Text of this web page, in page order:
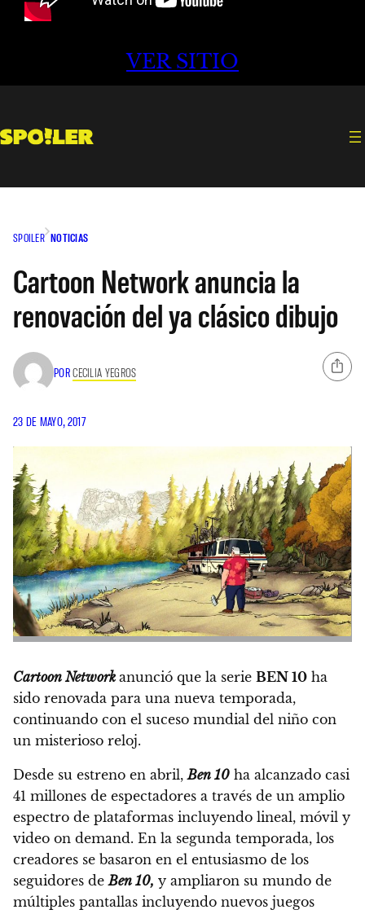
VER SITIO
SPOILER NOTICIAS
Cartoon Network anuncia la
renovación del ya clásico dibujo
PORCECILIA YEGROS
23 DE MAYO, 2017
Cartoon Network anunció que la serie BEN 10 ha
sido renovada para una nueva temporada,
continuando con el suceso mundial del niño con
un misterioso reloj.
Desde su estreno en abril,Ben 10 ha alcanzado casi
41 millones de espectadores a través de un amplio
espectro de plataformas incluyendo lineal, móvil y
video on demand. En la segunda temporada, los
creadores se basaron en el entusiasmo de los
seguidores deBen 10, y ampliaron su mundo de
múltiples pantallas incluyendo nuevos juegos